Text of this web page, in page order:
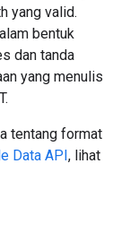
yang valid.
bentuk
dan tanda
yang menulis
tentang format
Data API, lihat